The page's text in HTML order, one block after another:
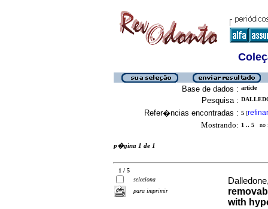
Base de dados : article
Pesquisa :
Refer�ncias encontradas : 5 [refinar
Mostrando: 1 .. 5 no
p�gina 1 de 1
1 / 5
seleciona
para imprimir
with